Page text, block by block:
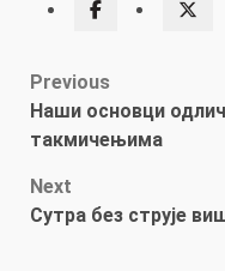
Post
navigation
Previous
Наши основци
такмичењима
Next
Сутра без струје